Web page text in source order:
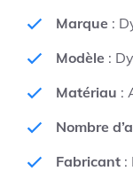
Marque :
Modèle :
Matériau :
Nombre
Fabricant :